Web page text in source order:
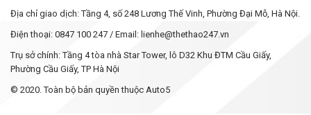
Địa chỉ giao dịch: Tầng 4, số 248 Lương Thế Vinh, Phường Đại Mỗ, Hà Nội.
Điện thoại: 0847 100 247 / Email: lienhe@thethao247.vn
Trụ sở chính: Tầng 4 tòa nhà Star Tower, lô D32 Khu ĐTM Cầu Giấy,
Phường Cầu Giấy, TP Hà Nội
© 2020. Toàn bộ bản quyền thuộc Auto5